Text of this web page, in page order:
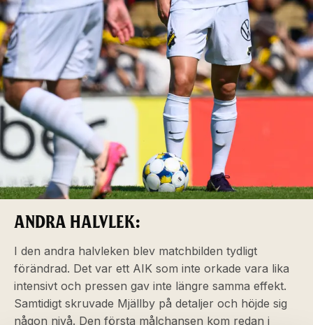
ANDRA HALVLEK:
I den andra halvleken blev matchbilden tydligt
förändrad. Det var ett AIK som inte orkade vara lika
intensivt och pressen gav inte längre samma effekt.
Samtidigt skruvade Mjällby på detaljer och höjde sig
någon nivå. Den första målchansen kom redan i